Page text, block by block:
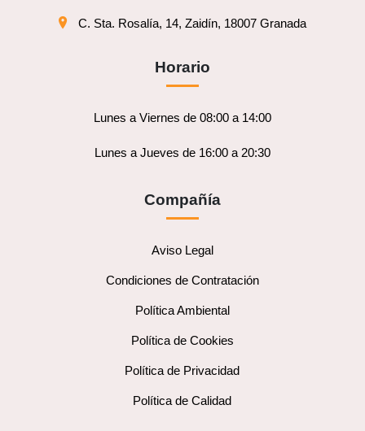
C. Sta. Rosalía, 14, Zaidín, 18007 Granada
Horario
Lunes a Viernes de 08:00 a 14:00
Lunes a Jueves de 16:00 a 20:30
Compañía
Aviso Legal
Condiciones de Contratación
Política Ambiental
Política de Cookies
Política de Privacidad
Política de Calidad